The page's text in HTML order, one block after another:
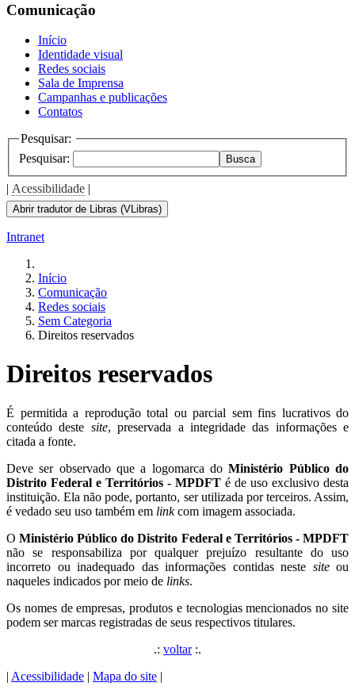
Comunicação
Início
Identidade visual
Redes sociais
Sala de Imprensa
Campanhas e publicações
Contatos
Pesquisar:
Pesquisar:
Busca
| Acessibilidade |
Abrir tradutor de Libras (VLibras)
Intranet
Início
Comunicação
Redes sociais
Sem Categoria
Direitos reservados
Direitos reservados
É permitida a reprodução total ou parcial sem fins lucrativos do
conteúdo deste site, preservada a integridade das informações e
citada a fonte.
Deve ser observado que a logomarca doMinistério Público do
Distrito Federal e Territórios - MPDFT é de uso exclusivo desta
instituição. Ela não pode, portanto, ser utilizada por terceiros. Assim,
é vedado seu uso também em linkcom imagem associada.
OMinistério Público do Distrito Federal e Territórios - MPDFT
não se responsabiliza por qualquer prejuízo resultante do uso
incorreto ou inadequado das informações contidas neste siteou
naqueles indicados por meio de links.
Os nomes de empresas, produtos e tecnologias mencionados no site
podem ser marcas registradas de seus respectivos titulares.
.: voltar:.
| Acessibilidade | Mapa do site |